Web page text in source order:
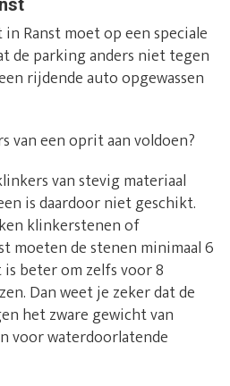
Ranst moet op een speciale
de parking anders niet tegen
rijdende auto opgewassen
van een oprit aan voldoen?
van stevig materiaal
is daardoor niet geschikt.
klinkerstenen of
moeten de stenen minimaal 6
beter om zelfs voor 8
Dan weet je zeker dat de
het zware gewicht van
voor waterdoorlatende